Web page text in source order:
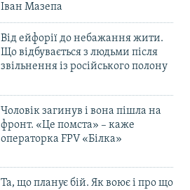
Іван Мазепа
Від ейфорії до небажання жити.
Що відбувається з людьми після
звільнення із російського полону
Чоловік загинув і вона пішла на
фронт. «Це помста» – каже
операторка FPV «Білка»
Та, що планує бій. Як воює і про що